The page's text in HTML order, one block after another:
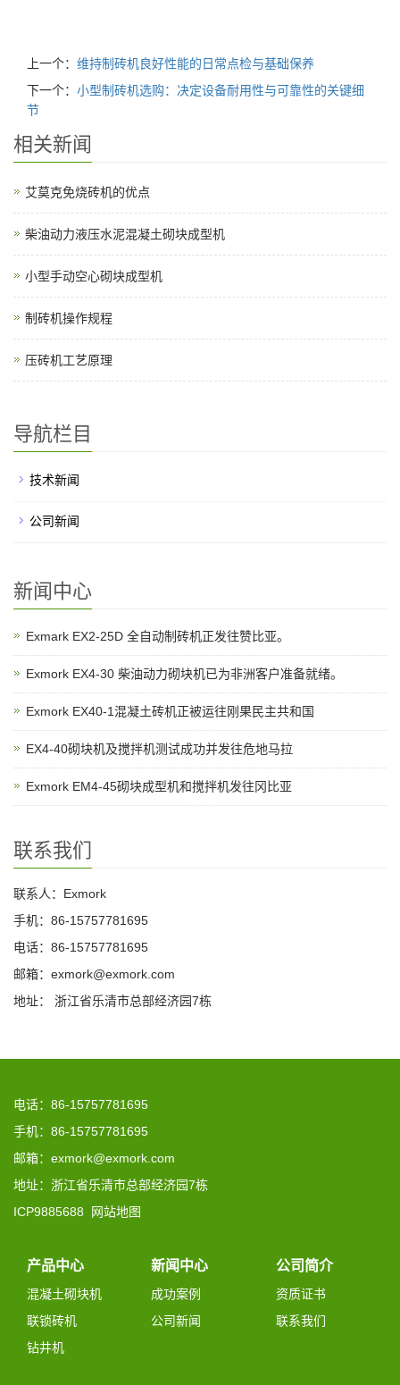
上一个： 维持制砖机良好性能的日常点检与基础保养
下一个： 小型制砖机选购：决定设备耐用性与可靠性的关键细
节
相关新闻
艾莫克免烧砖机的优点
柴油动力液压水泥混凝土砌块成型机
小型手动空心砌块成型机
制砖机操作规程
压砖机工艺原理
导航栏目
技术新闻
公司新闻
新闻中心
Exmark EX2-25D 全自动制砖机正发往赞比亚。
Exmork EX4-30 柴油动力砌块机已为非洲客户准备就绪。
Exmork EX40-1混凝土砖机正被运往刚果民主共和国
EX4-40砌块机及搅拌机测试成功并发往危地马拉
Exmork EM4-45砌块成型机和搅拌机发往冈比亚
联系我们
联系人：Exmork
手机：86-15757781695
电话：86-15757781695
邮箱：exmork@exmork.com
地址： 浙江省乐清市总部经济园7栋
电话：86-15757781695
手机：86-15757781695
邮箱：exmork@exmork.com
地址：浙江省乐清市总部经济园7栋
ICP9885688
网站地图
产品中心
混凝土砌块机
联锁砖机
钻井机
新闻中心
成功案例
公司新闻
公司简介
资质证书
联系我们